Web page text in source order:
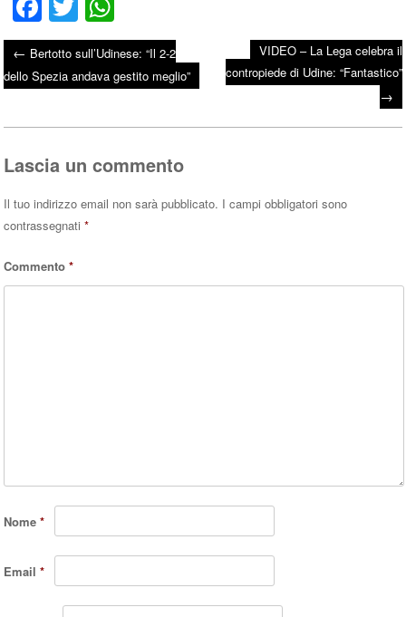
ce
bo
ok
wi
tte
r
ha
ts
A
pp
Post navigation
← Bertotto sull’Udinese: “Il 2-2
dello Spezia andava gestito meglio”
VIDEO – La Lega celebra il
contropiede di Udine: “Fantastico”
→
Lascia un commento
Il tuo indirizzo email non sarà pubblicato. I campi obbligatori sono
contrassegnati*
Commento*
Nome*
Email*